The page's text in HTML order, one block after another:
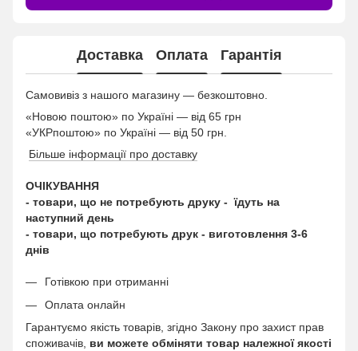
Доставка Оплата Гарантія
Самовивіз з нашого магазину — безкоштовно.
«Новою поштою» по Україні — від 65 грн
«УКРпоштою» по Україні — від 50 грн.
Більше інформації про доставку
ОЧІКУВАННЯ
- товари, що не потребують друку - їдуть на
наступний день
- товари, що потребують друк - виготовлення 3-6
днів
Готівкою при отриманні
Оплата онлайн
Гарантуємо якість товарів, згідно Закону про захист прав
споживачів, ви можете обміняти товар належної якості